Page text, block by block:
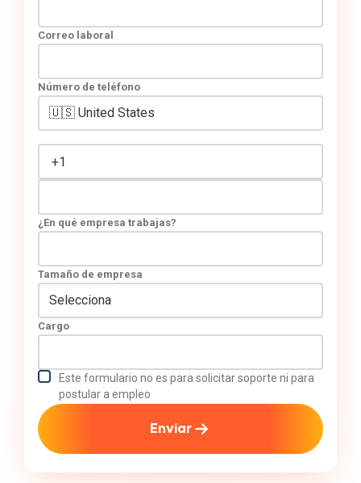
Correo laboral
Número de teléfono
¿En qué empresa trabajas?
Tamaño de empresa
Cargo
Este formulario no es para solicitar soporte ni para
postular a empleo
Enviar